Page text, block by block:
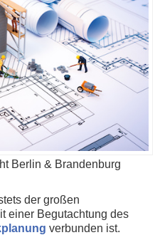
Berlin & Brandenburg
der großen
einer Begutachtung des
verbunden ist.